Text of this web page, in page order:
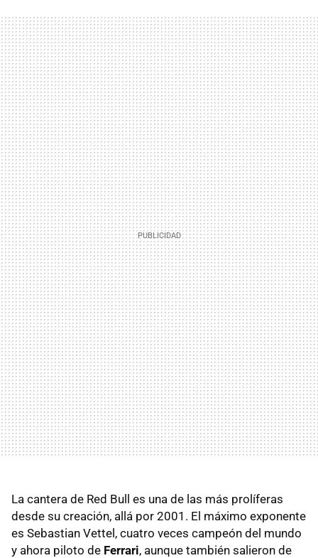
La cantera de Red Bull es una de las más prolíferas
desde su creación, allá por 2001. El máximo exponente
es Sebastian Vettel, cuatro veces campeón del mundo
y ahora piloto de Ferrari, aunque también salieron de